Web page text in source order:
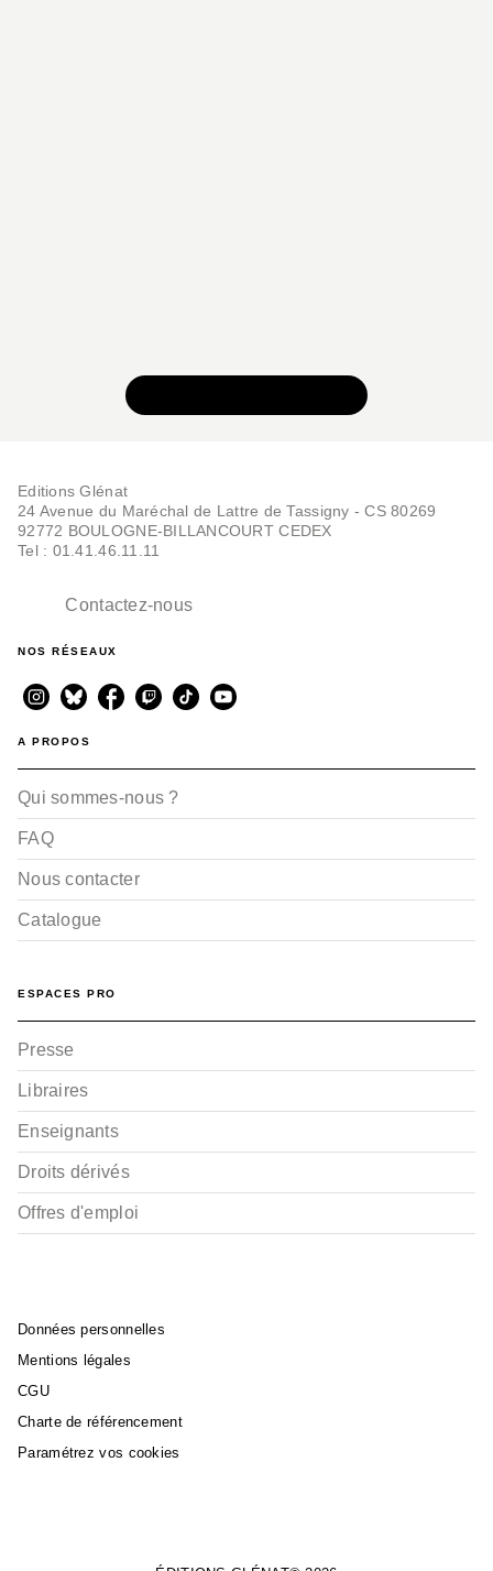
Editions Glénat
24 Avenue du Maréchal de Lattre de Tassigny - CS 80269
92772 BOULOGNE-BILLANCOURT CEDEX
Tel : 01.41.46.11.11
Contactez-nous
NOS RÉSEAUX
A PROPOS
Qui sommes-nous ?
FAQ
Nous contacter
Catalogue
ESPACES PRO
Presse
Libraires
Enseignants
Droits dérivés
Offres d'emploi
Données personnelles
Mentions légales
CGU
Charte de référencement
Paramétrez vos cookies